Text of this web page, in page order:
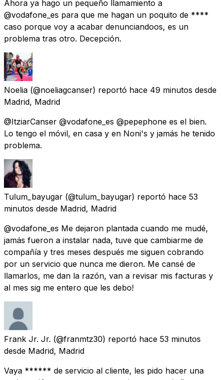
Ahora ya hago un pequeño llamamiento a
@vodafone_es para que me hagan un poquito de ****
caso porque voy a acabar denunciandoos, es un
problema tras otro. Decepción.
Noelia (@noeliagcanser) reportó hace 49 minutos desde
Madrid, Madrid
@ItziarCanser @vodafone_es @pepephone es el bien.
Lo tengo el móvil, en casa y en Noni's y jamás he tenido
problema.
Tulum_bayugar (@tulum_bayugar) reportó hace 53
minutos desde Madrid, Madrid
@vodafone_es Me dejaron plantada cuando me mudé,
jamás fueron a instalar nada, tuve que cambiarme de
compañía y tres meses después me siguen cobrando
por un servicio que nunca me dieron. Me cansé de
llamarlos, me dan la razón, van a revisar mis facturas y
al mes sig me entero que les debo!
Frank Jr. Jr. (@franmtz30) reportó hace 53 minutos
desde Madrid, Madrid
Vaya ****** de servicio al cliente, les pido hacer una